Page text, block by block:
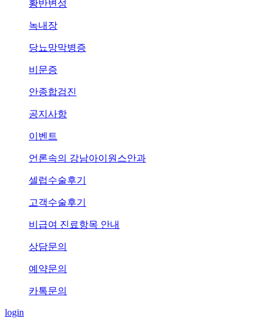
황반변성
녹내장
당뇨망막병증
비문증
안종합검진
공지사항
이벤트
언론속의 강남아이원스안과
셀럽수술후기
고객수술후기
비급여 진료항목 안내
상담문의
예약문의
카톡문의
login